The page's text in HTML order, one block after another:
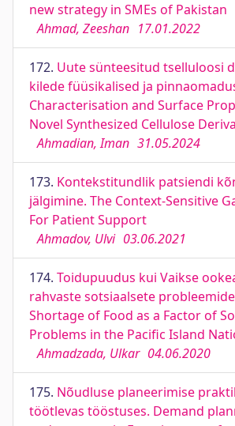
new strategy in SMEs of Pakistan
Ahmad, Zeeshan 17.01.2022
172. Uute sünteesitud tselluloosi
kilede füüsikalised ja
Characterisation and Surface
Novel Synthesized Cellulose
Ahmadian, Iman 31.05.2024
173. Kontekstitundlik patsiendi
jälgimine. The Context-Sensitive
For Patient Support
Ahmadov, Ulvi 03.06.2021
174. Toidupuudus kui Vaikse
rahvaste sotsiaalsete
Shortage of Food as a Factor of
Problems in the Pacific Island
Ahmadzada, Ulkar 04.06.2020
175. Nõudluse planeerimise
töötlevas tööstuses. Demand